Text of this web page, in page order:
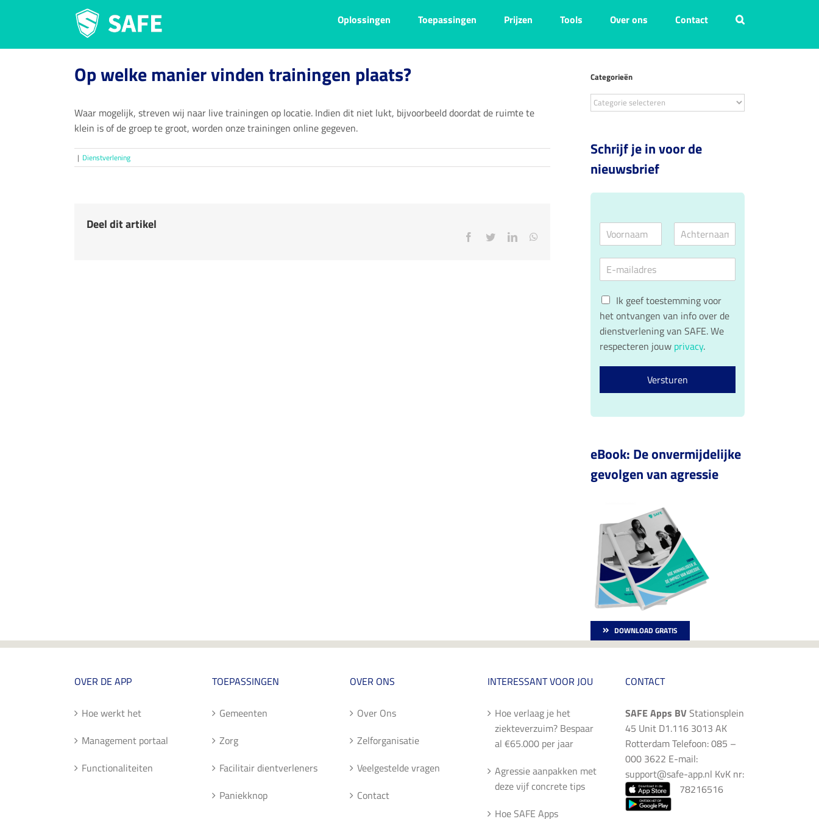
Oplossingen Toepassingen Prijzen Tools Over ons Contact
Op welke manier vinden trainingen plaats?
Waar mogelijk, streven wij naar live trainingen op locatie. Indien dit niet lukt, bijvoorbeeld doordat de ruimte te
klein is of de groep te groot, worden onze trainingen online gegeven.
| Dienstverlening
Deel dit artikel
Facebook
TwitterLinkedIn
Categorieën
Categorieën
Schrijf je in voor de
nieuwsbrief
N
V
o
r
a
a
m
A
c
t
r
n
a
a
m
E
l
*
G
D
P
R
c
e
t
Ik geef toestemming voor
het ontvangen van info over de
dienstverlening van SAFE. We
respecteren jouw privacy.
Versturen
eBook: De onvermijdelijke
gevolgen van agressie
DOWNLOAD GRATIS
OVER DE APP
Hoe werkt het
Management portaal
Functionaliteiten
TOEPASSINGEN
Gemeenten
Zorg
Facilitair dientverleners
Paniekknop
OVER ONS
Over Ons
Zelforganisatie
Veelgestelde vragen
Contact
INTERESSANT VOOR JOU
Hoe verlaag je het
ziekteverzuim? Bespaar
al €65.000 per jaar
Agressie aanpakken met
deze vijf concrete tips
Hoe SAFE Apps
CONTACT
SAFE Apps BVStationsplein
45 Unit D1.116 3013 AK
Rotterdam Telefoon: 085 –
000 3622 E-mail:
support@safe-app.nl KvK nr:
78216516